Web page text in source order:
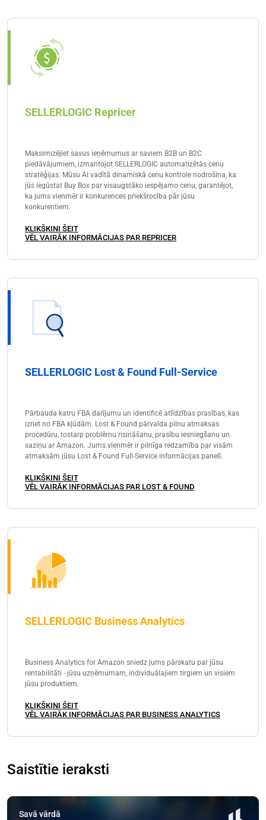
SELLERLOGIC Repricer
Maksimizējiet savus ieņēmumus ar saviem B2B un B2C
piedāvājumiem, izmantojot SELLERLOGIC automatizētās cenu
stratēģijas. Mūsu AI vadītā dinamiskā cenu kontrole nodrošina, ka
jūs iegūstat Buy Box par visaugstāko iespējamo cenu, garantējot,
ka jums vienmēr ir konkurences priekšrocība pār jūsu
konkurentiem.
KLIKŠĶINI ŠEIT
VĒL VAIRĀK INFORMĀCIJAS PAR REPRICER
SELLERLOGIC Lost & Found Full-Service
Pārbauda katru FBA darījumu un identificē atlīdzības prasības, kas
izriet no FBA kļūdām. Lost & Found pārvalda pilnu atmaksas
procedūru, tostarp problēmu risināšanu, prasību iesniegšanu un
saziņu ar Amazon. Jums vienmēr ir pilnīga redzamība par visām
atmaksām jūsu Lost & Found Full-Service informācijas panelī.
KLIKŠĶINI ŠEIT
VĒL VAIRĀK INFORMĀCIJAS PAR LOST & FOUND
SELLERLOGIC Business Analytics
Business Analytics for Amazon sniedz jums pārskatu par jūsu
rentabilitāti - jūsu uzņēmumam, individuālajiem tirgiem un visiem
jūsu produktiem.
KLIKŠĶINI ŠEIT
VĒL VAIRĀK INFORMĀCIJAS PAR BUSINESS ANALYTICS
Saistītie ieraksti
Savā vārdā